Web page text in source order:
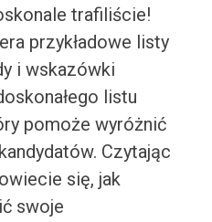
trafiliście!
przykładowe listy
i wskazówki
listu
pomoże wyróżnić
Czytając
się, jak
swoje